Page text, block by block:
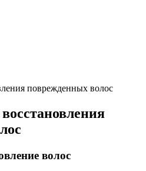
поврежденных волос
волос